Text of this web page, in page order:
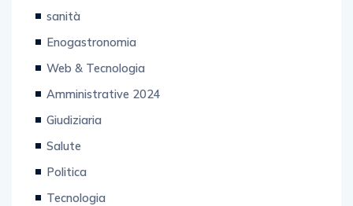
sanità
Enogastronomia
Web & Tecnologia
Amministrative 2024
Giudiziaria
Salute
Politica
Tecnologia